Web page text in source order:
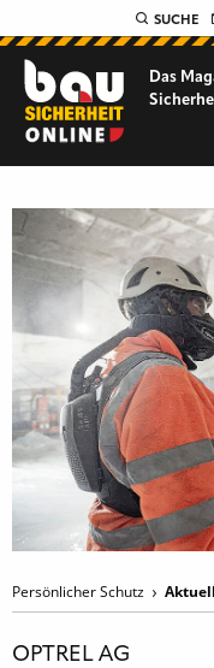
SUCHE
Das
Persönlicher Schutz
OPTREL AG